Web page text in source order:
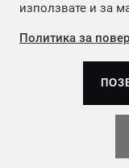
FACEBOOK
Copyrights ©
използвате и за
Политика за